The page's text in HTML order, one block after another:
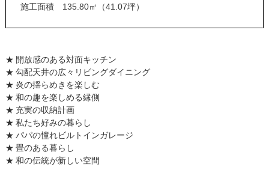
施工面積 135.80㎡（41.07坪）
開放感のある対面キッチン
勾配天井の広々リビングダイニング
炎の揺らめきを楽しむ
和の趣を楽しめる縁側
充実の収納計画
私たち好みの暮らし
パパの憧れビルトインガレージ
畳のある暮らし
和の伝統が新しい空間